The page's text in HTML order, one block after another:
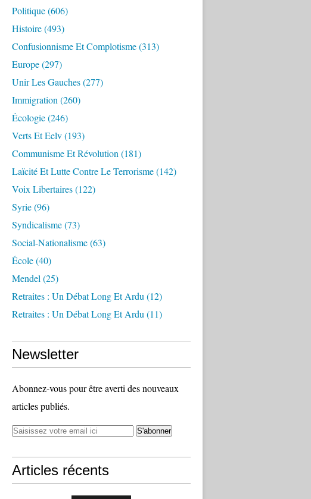
Politique(606)
Histoire(493)
Confusionnisme Et Complotisme(313)
Europe(297)
Unir Les Gauches(277)
Immigration (260)
Écologie(246)
Verts Et Eelv(193)
Communisme Et Révolution (181)
Laïcité Et Lutte Contre Le Terrorisme(142)
Voix Libertaires(122)
Syrie(96)
Syndicalisme(73)
Social-Nationalisme(63)
École(40)
Mendel (25)
Retraites : Un Débat Long Et Ardu (12)
Retraites : Un Débat Long Et Ardu (11)
Newsletter
Abonnez-vous pour être averti des nouveaux
articles publiés.
Articles récents